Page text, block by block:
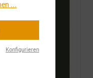
...
Konfigurieren